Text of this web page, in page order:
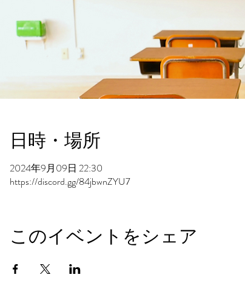
日時・場所
2024年9月09日 22:30
https://discord.gg/84jbwnZYU7
このイベントをシェア